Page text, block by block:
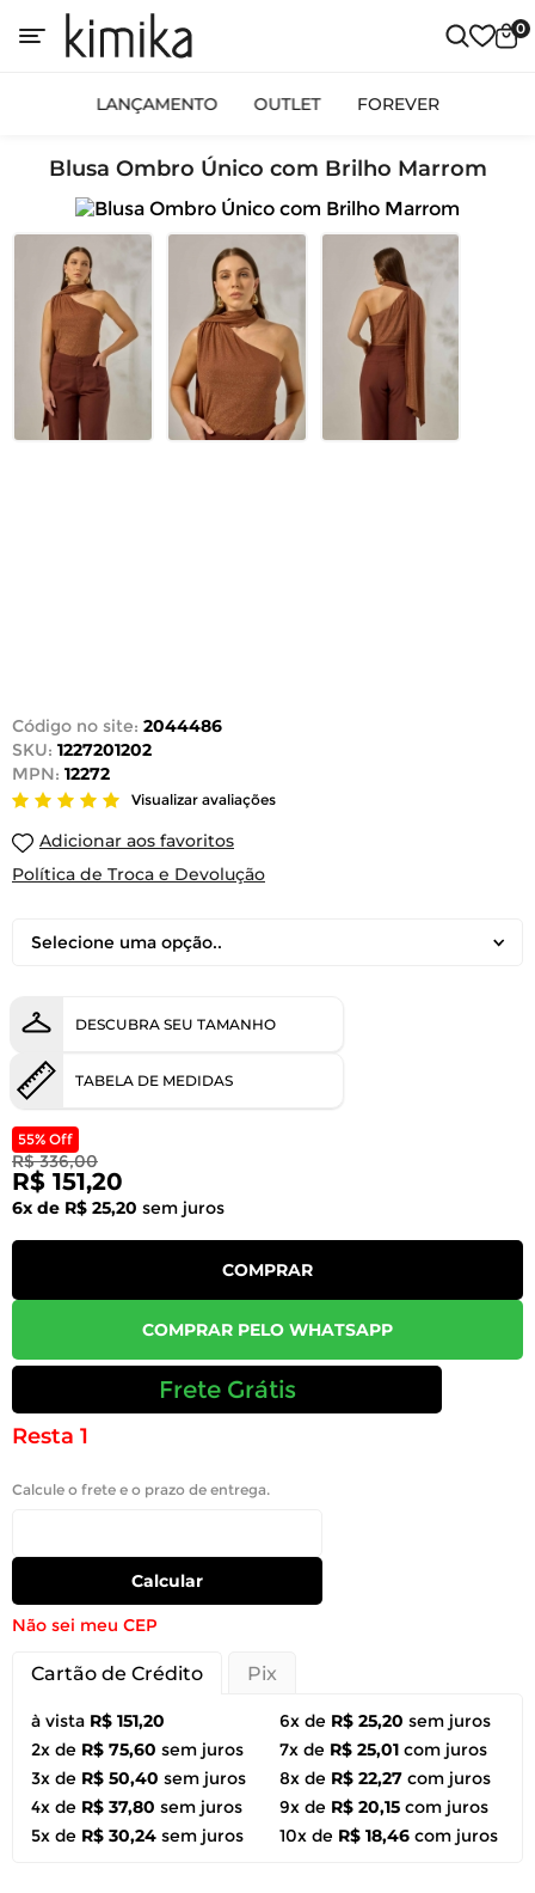
0
LANÇAMENTO OUTLET FOREVER
Blusa Ombro Único com Brilho Marrom
Código no site: 2044486
SKU: 1227201202
MPN: 12272
Visualizar avaliações
Adicionar aos favoritos
Política de Troca e Devolução
Selecione uma opção..
DESCUBRA SEU TAMANHO
TABELA DE MEDIDAS
55% Off
R$ 336,00
R$ 151,20
6x de R$ 25,20 sem juros
COMPRAR
COMPRAR PELO WHATSAPP
Frete Grátis
Resta 1
Calcule o frete e o prazo de entrega.
Calcular
Não sei meu CEP
Cartão de Crédito Pix
à vista R$ 151,20
2x de R$ 75,60 sem juros
3x de R$ 50,40 sem juros
4x de R$ 37,80 sem juros
5x de R$ 30,24 sem juros
6x de R$ 25,20 sem juros
7x de R$ 25,01 com juros
8x de R$ 22,27 com juros
9x de R$ 20,15 com juros
10x de R$ 18,46 com juros